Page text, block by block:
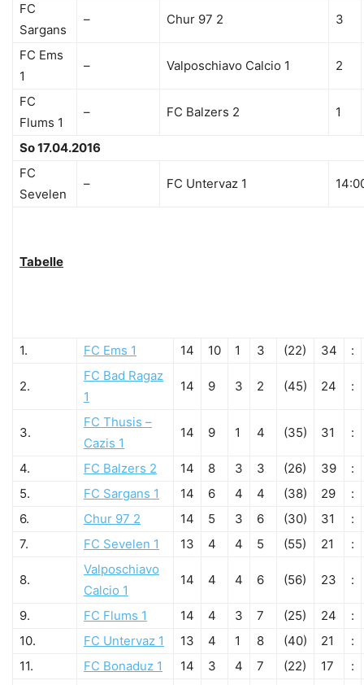
FC
Sargans
– Chur 97 2 3
FC Ems
1
– Valposchiavo Calcio 1 2
FC
Flums 1
– FC Balzers 2 1
So 17.04.2016
FC
Sevelen
– FC Untervaz 1
Tabelle
1. FC Ems 1 14 10 1 3 (22) 34 :
2.
FC Bad Ragaz
1
14 9 3 2 (45) 24 :
3.
FC Thusis –
Cazis 1
14 9 1 4 (35) 31 :
4. FC Balzers 2 14 8 3 3 (26) 39
:
5.
FC Sargans 1 14 6 4 4 (38) 29
:
6.
Chur 97 2 14 5 3 6 (30) 31
:
7.
FC Sevelen 1 13 4 4 5 (55) 21 :
8.
Valposchiavo
Calcio 1
14 4 4 6 (56) 23 :
9. FC Flums 1 14 4 3 7 (25) 24
:
10.
FC Untervaz 1 13 4 1 8 (40) 21
:
11.
FC Bonaduz 1 14 3 4 7 (22) 17
: